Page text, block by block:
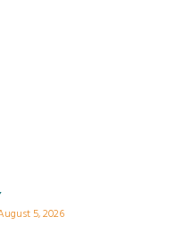
5, 2026